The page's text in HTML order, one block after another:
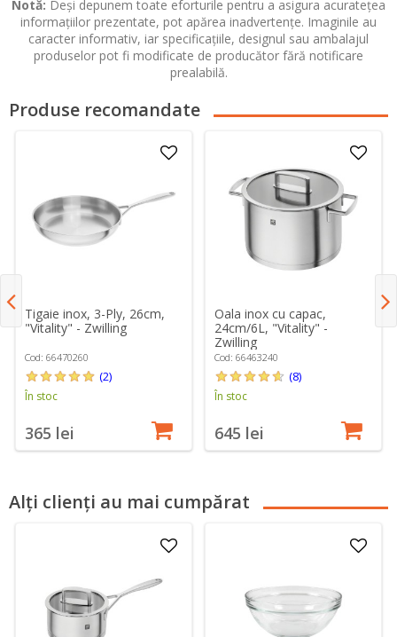
Notă: Deși depunem toate eforturile pentru a asigura acuratețea
informațiilor prezentate, pot apărea inadvertențe. Imaginile au
caracter informativ, iar specificațiile, designul sau ambalajul
produselor pot fi modificate de producător fără notificare
prealabilă.
Produse recomandate
Tigaie inox, 3-Ply, 26cm,
"Vitality" - Zwilling
Cod: 66470260
(2)
În stoc
365 lei
Oala inox cu capac,
24cm/6L, "Vitality" -
Zwilling
Cod: 66463240
(8)
În stoc
645 lei
Alți clienți au mai cumpărat